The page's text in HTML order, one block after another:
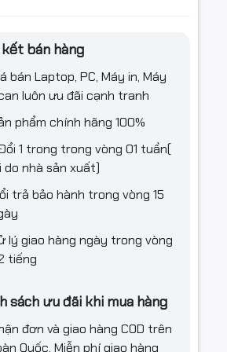
kết bán hàng
bán Laptop, PC, Máy in, Máy
luôn ưu đãi cạnh tranh
phẩm chính hãng 100%
1 trong trong vòng 01 tuần(
do nhà sản xuất)
trả bảo hành trong vòng 15
lý giao hàng ngày trong vòng
tiếng
sách ưu đãi khi mua hàng
đơn và giao hàng COD trên
Quốc. Miễn phí giao hàng